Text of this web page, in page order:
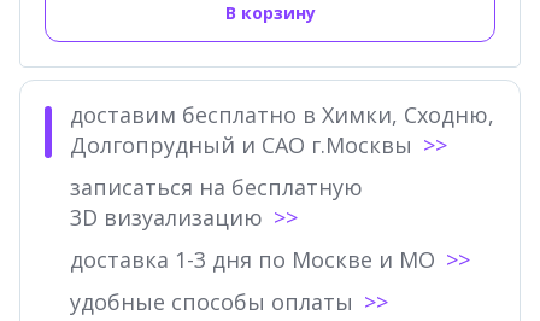
В корзину
доставим бесплатно в Химки, Сходню,
Долгопрудный и САО г.Москвы
записаться на бесплатную
3D визуализацию
доставка 1-3 дня по Москве и МО
удобные способы оплаты